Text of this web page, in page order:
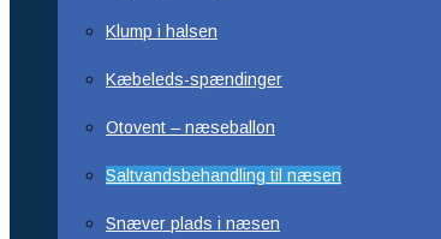
Klump i halsen
Kæbeleds-spændinger
Otovent – næseballon
Saltvandsbehandling til næsen
Snæver plads i næsen